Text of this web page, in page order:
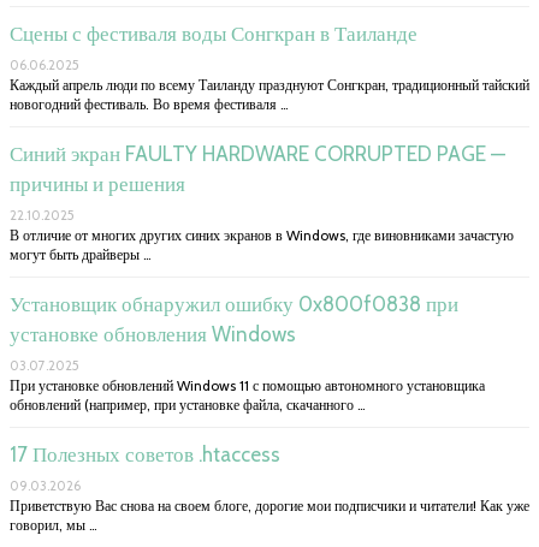
Сцены с фестиваля воды Сонгкран в Таиланде
06.06.2025
Каждый апрель люди по всему Таиланду празднуют Сонгкран, традиционный тайский
новогодний фестиваль. Во время фестиваля …
Синий экран FAULTY HARDWARE CORRUPTED PAGE —
причины и решения
22.10.2025
В отличие от многих других синих экранов в Windows, где виновниками зачастую
могут быть драйверы …
Установщик обнаружил ошибку 0x800f0838 при
установке обновления Windows
03.07.2025
При установке обновлений Windows 11 с помощью автономного установщика
обновлений (например, при установке файла, скачанного …
17 Полезных советов .htaccess
09.03.2026
Приветствую Вас снова на своем блоге, дорогие мои подписчики и читатели! Как уже
говорил, мы …